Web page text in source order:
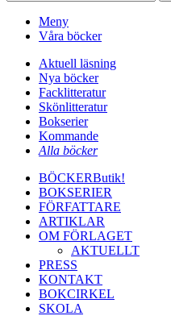
Meny
Våra böcker
Aktuell läsning
Nya böcker
Facklitteratur
Skönlitteratur
Bokserier
Kommande
Alla böcker
BÖCKERButik!
BOKSERIER
FÖRFATTARE
ARTIKLAR
OM FÖRLAGET
AKTUELLT
PRESS
KONTAKT
BOKCIRKEL
SKOLA